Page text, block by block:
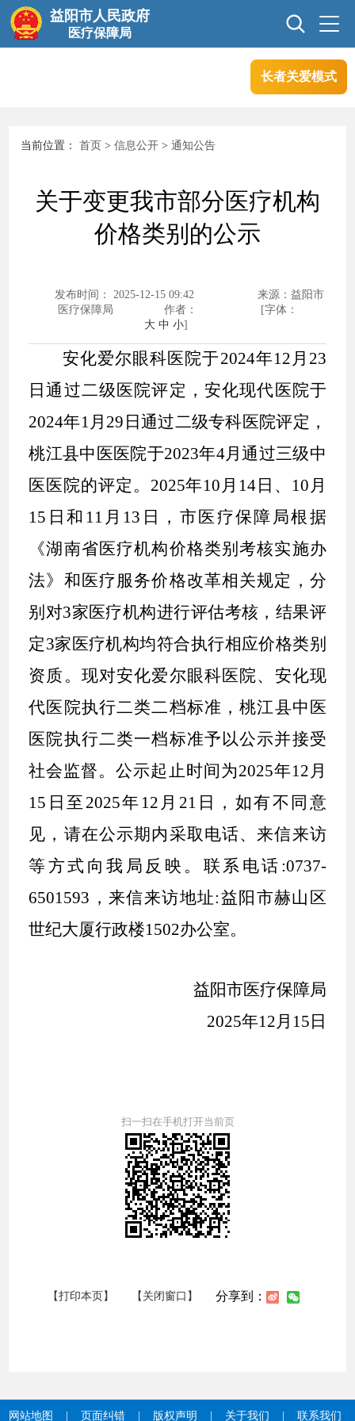
益阳市人民政府
医疗保障局
信息公开
专题专栏
长者关爱模式
当前位置：首页 >信息公开 >通知公告
关于变更我市部分医疗机构
价格类别的公示
发布时间： 2025-12-15 09:42
来源：益阳市
医疗保障局
作者：
[字体：
大 中 小]
安化爱尔眼科医院于2024年12月23
日通过二级医院评定 ， 安化现代医院于
2024年1月29日 通过二级专科医院评定 ，
桃江县中医医院于2023年4月通过三级中
医医院的评定。 2025年10月14日、10月
15日和11月13日
，市医疗保障局根据
《湖南省医疗机构价格类别考核实施办
法》和医疗服务价格改革相关规定， 分
别对3家医疗机构进行评估考核， 结果评
定3家医疗机构均符合执行相应价格类别
资质。 现对安化爱尔眼科医院、 安化现
代医院执行二类二档标准 ，桃江县中医
医院执行二类一档标准予以公示并接受
社会监督。公示起止时间为2025年12 月
15 日至 2025年 12 月 21 日，如有不同意
见，请在公示期内采取电话、来信来访
等方式向我局反映。联系电话 :0737-
6501593 ，来信来访地址:益阳市赫山区
世纪大厦行政楼1502办公室。
益阳市医疗保障局
2025年12月 15 日
扫一扫在手机打开当前页
【打印本页】 【关闭窗口】 分享到：
网站地图 页面纠错 版权声明 关于我们 联系我们